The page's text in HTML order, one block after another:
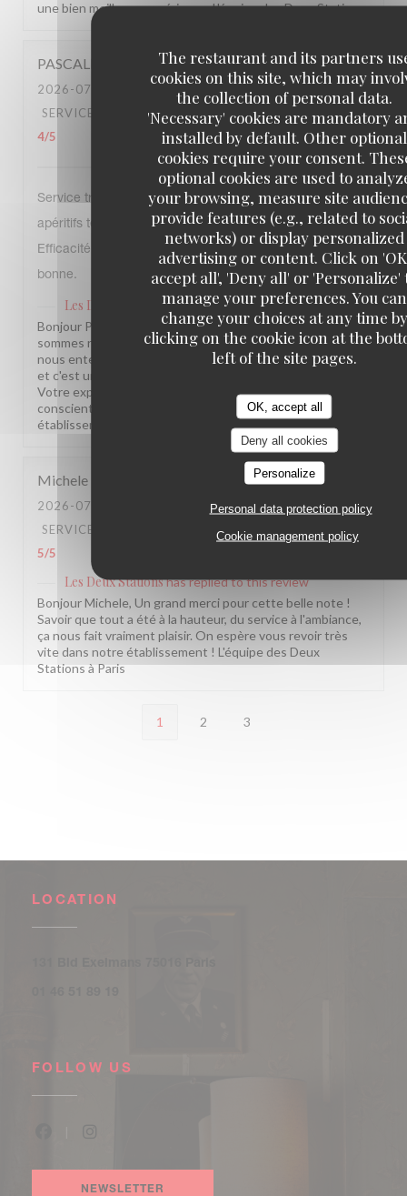
The restaurant and its partners
cookies on this site, which may
the collection of personal data.
'Necessary' cookies are mandatory
installed by default. Other optional
cookies require your consent.
optional cookies are used to
your browsing, measure site
provide features (e.g., related to
networks) or display personalized
advertising or content. Click on
accept all', 'Deny all' or 'Personalize'
manage your preferences. You can
change your choices at any time by
clicking on the cookie icon at the
left of the site pages.
OK, accept all
Deny all cookies
Personalize
Personal data protection policy
Cookie management policy
une bien meilleure expérience. L'équipe des Deux Stations
PASCALE
2026-07-27
- 19:30 - GUESTS 5
SERVICE
AMBIANCE: 4/5 FOOD: 5/5 VALUE:
4/5
Service très lent, absence de desserte des verres
apéritifs terminés, relance des boissons commandées.
Efficacité et dynamisme seraient appréciées. Nourriture
bonne.
Les Deux Stations has replied to this review
Bonjour Pascale, Merci pour votre retour honnête. Nous
sommes ravis que la cuisine vous ait plu ! En revanche,
nous entendons vos remarques sur le rythme du service,
et c'est un point sur lequel nous travaillons activement.
Votre expérience méritait mieux, et nous en sommes
conscients. Nous espérons vous revoir bientôt dans notre
établissement. L'équipe des Deux Stations
Michele
2026-07-27
- 19:30 - GUESTS 2
SERVICE
/5 FOOD VALUE
5/5
Les Deux Stationshas replied to this review
Bonjour Michele, Un grand merci pour cette belle note !
Savoir que tout a été à la hauteur, du service à l'ambiance,
ça nous fait vraiment plaisir. On espère vous revoir très
vite dans notre établissement ! L'équipe des Deux
Stations à Paris
1 2 3
LOCATION
FOLLOW US
NEWSLETTER